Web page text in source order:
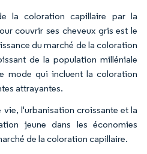
la coloration capillaire par la
couvrir ses cheveux gris est le
du marché de la coloration
de la population milléniale
mode qui incluent la coloration
attrayantes.
l'urbanisation croissante et la
jeune dans les économies
de la coloration capillaire.